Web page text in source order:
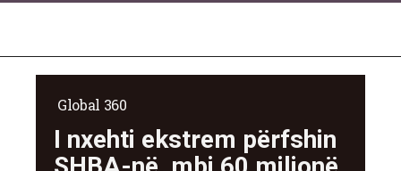
Global 360
I nxehti ekstrem përfshin